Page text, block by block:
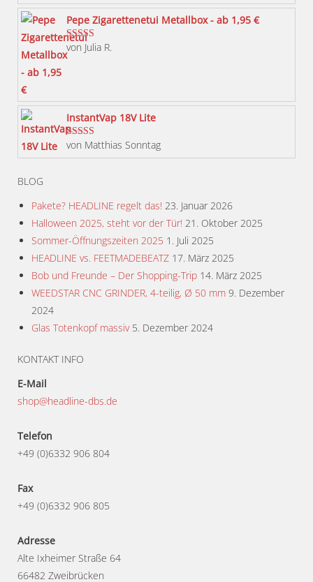
können
werden
Pepe Zigarettenetui Metallbox - ab 1,95 €
Bewertet mit
5
von Julia R.
InstantVap 18V Lite
Bewertet mit
5von 5
von Matthias Sonntag
BLOG
Pakete? HEADLINE regelt das! 23. Januar 2026
Halloween 2025, steht vor der Tür! 21. Oktober 2025
Sommer-Öffnungszeiten 2025 1. Juli 2025
HEADLINE vs. FEETMADEBEATZ 17. März 2025
Bob und Freunde – Der Shopping-Trip 14. März 2025
WEEDSTAR CNC GRINDER, 4-teilig, Ø 50 mm 9. Dezember
2024
Glas Totenkopf massiv 5. Dezember 2024
KONTAKT INFO
E-Mail
shop@headline-dbs.de
Telefon
+49 (0)6332 906 804
Fax
+49 (0)6332 906 805
Adresse
Alte Ixheimer Straße 64
66482 Zweibrücken